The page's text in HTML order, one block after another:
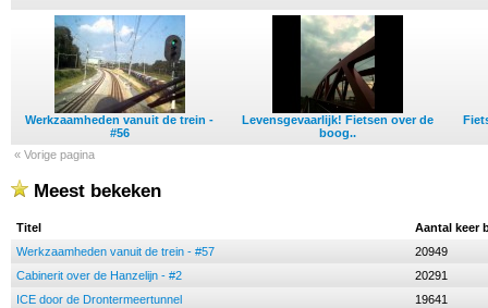
Werkzaamheden vanuit de trein -
#56
Levensgevaarlijk! Fietsen over de
boog..
« Vorige pagina
Meest bekeken
Titel
Aantal keer
Werkzaamheden vanuit de trein - #57
20949
Cabinerit over de Hanzelijn - #2
20291
ICE door de Drontermeertunnel
19641